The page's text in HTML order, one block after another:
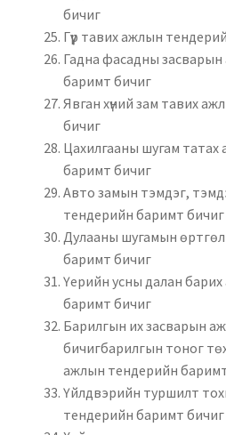
бичиг
Гүүр тавих ажлын
Гадна фасадны
баримт бичиг
Явган хүний зам тавих
бичиг
Цахилгааны шугам
баримт бичиг
Авто замын тэмдэг,
тендерийн баримт бичиг
Дулааны шугамын
баримт бичиг
Үерийн усны далан
баримт бичиг
Барилгын их засварын
бичигбарилгын тоног
ажлын тендерийн
Үйлдвэрийн туршилт
тендерийн баримт бичиг